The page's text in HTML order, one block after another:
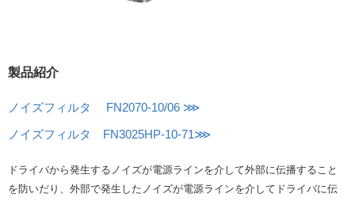
製品紹介
ノイズフィルタ FN2070-10/06 ⋙
ノイズフィルタ FN3025HP-10-71⋙
ドライバから発生するノイズが電源ラインを介して外部に伝播すること
を防いだり、外部で発生したノイズが電源ラインを介してドライバに伝